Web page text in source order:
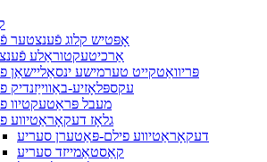
אָפּטיש קלוג פֿענצטער
אַרכיטעקטוראַלע
פּריוואַטקייט טערמישע ינסאַליישאַן
עקספּלאָזיע-באַווייַזנדיק
מעבל פּראַטעקטיוו
גלאָז דעקאָראַטיווע
דעקאָראַטיווע פילם-פּאַטערן סעריע
קאַסטאַמייזד סעריע